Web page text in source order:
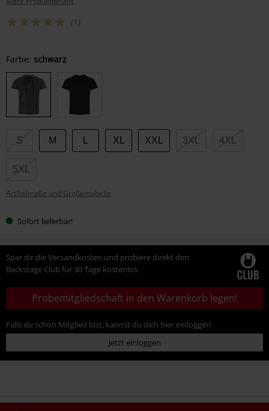
(1)
Wähle
deine
Größe
Farbe: schwarz
S M XL XXL 3XL 4XL
5XL
Artikelmaße und Größentabelle
Sofort lieferbar!
Spar dir die Versandkosten und probiere direkt den
Backstage Club für 30 Tage kostenlos:
Probemitgliedschaft in den Warenkorb legen!
Falls du schon Mitglied bist, kannst du dich hier einloggen:
Jetzt einloggen